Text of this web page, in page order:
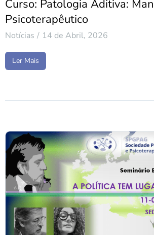
Curso: Patologia Aditiva:
Psicoterapêutico
Notícias 14 de Abril, 2026
Ler Mais